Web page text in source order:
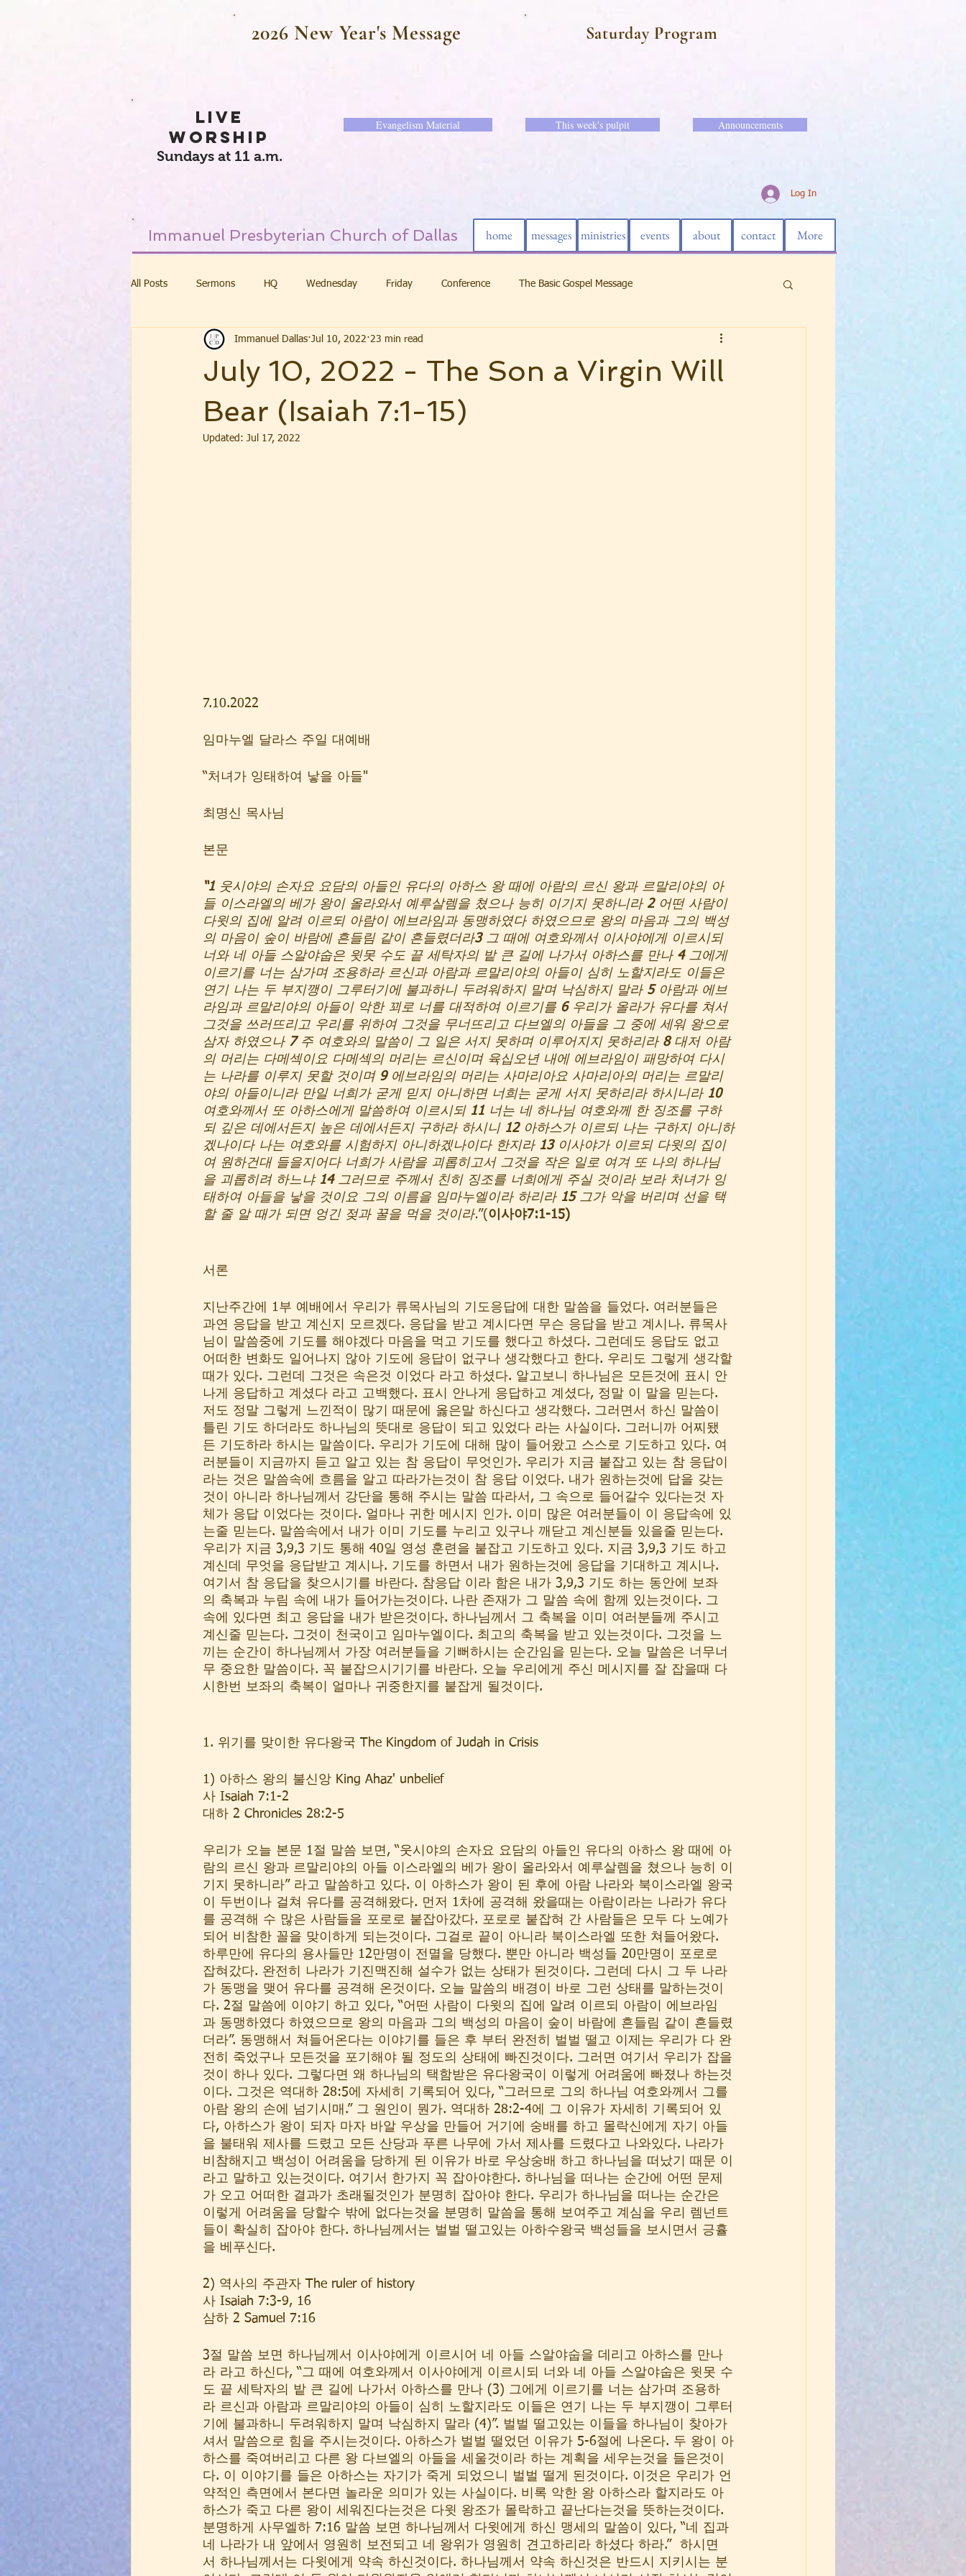
2026 New Year's Message Saturday Program
LIVE
WORSHIP
Sundays at 11 a.m.
Evangelism Material This week's pulpit Announcements
Log In
Immanuel Presbyterian Church of Dallas home messages ministries events about contact More
All Posts Sermons HQ Wednesday Friday Conference The Basic Gospel Message
July 10, 2022 - The Son a Virgin Will
Bear (Isaiah 7:1-15)
Immanuel Dallas Jul 10, 2022 23 min read
Updated: Jul 17, 2022
7.10.2022
임마누엘 달라스 주일 대예배
“처녀가 잉태하여 낳을 아들"
최명신 목사님
본문
“1 웃시야의 손자요 요담의 아들인 유다의 아하스 왕 때에 아람의 르신 왕과 르말리야의 아
들 이스라엘의 베가 왕이 올라와서 예루살렘을 쳤으나 능히 이기지 못하니라 2 어떤 사람이
다윗의 집에 알려 이르되 아람이 에브라임과 동맹하였다 하였으므로 왕의 마음과 그의 백성
의 마음이 숲이 바람에 흔들림 같이 흔들렸더라3 그 때에 여호와께서 이사야에게 이르시되
너와 네 아들 스알야숩은 윗못 수도 끝 세탁자의 밭 큰 길에 나가서 아하스를 만나 4 그에게
이르기를 너는 삼가며 조용하라 르신과 아람과 르말리야의 아들이 심히 노할지라도 이들은
연기 나는 두 부지깽이 그루터기에 불과하니 두려워하지 말며 낙심하지 말라 5 아람과 에브
라임과 르말리야의 아들이 악한 꾀로 너를 대적하여 이르기를 6 우리가 올라가 유다를 쳐서
그것을 쓰러뜨리고 우리를 위하여 그것을 무너뜨리고 다브엘의 아들을 그 중에 세워 왕으로
삼자 하였으나 7 주 여호와의 말씀이 그 일은 서지 못하며 이루어지지 못하리라 8 대저 아람
의 머리는 다메섹이요 다메섹의 머리는 르신이며 육십오년 내에 에브라임이 패망하여 다시
는 나라를 이루지 못할 것이며 9 에브라임의 머리는 사마리아요 사마리아의 머리는 르말리
야의 아들이니라 만일 너희가 굳게 믿지 아니하면 너희는 굳게 서지 못하리라 하시니라 10
여호와께서 또 아하스에게 말씀하여 이르시되 11 너는 네 하나님 여호와께 한 징조를 구하
되 깊은 데에서든지 높은 데에서든지 구하라 하시니 12 아하스가 이르되 나는 구하지 아니하
겠나이다 나는 여호와를 시험하지 아니하겠나이다 한지라 13 이사야가 이르되 다윗의 집이
여 원하건대 들을지어다 너희가 사람을 괴롭히고서 그것을 작은 일로 여겨 또 나의 하나님
을 괴롭히려 하느냐 14 그러므로 주께서 친히 징조를 너희에게 주실 것이라 보라 처녀가 잉
태하여 아들을 낳을 것이요 그의 이름을 임마누엘이라 하리라 15 그가 악을 버리며 선을 택
할 줄 알 때가 되면 엉긴 젖과 꿀을 먹을 것이라.”(이사야7:1-15)
서론
지난주간에 1부 예배에서 우리가 류목사님의 기도응답에 대한 말씀을 들었다. 여러분들은
과연 응답을 받고 계신지 모르겠다. 응답을 받고 계시다면 무슨 응답을 받고 계시나. 류목사
님이 말씀중에 기도를 해야겠다 마음을 먹고 기도를 했다고 하셨다. 그런데도 응답도 없고
어떠한 변화도 일어나지 않아 기도에 응답이 없구나 생각했다고 한다. 우리도 그렇게 생각할
때가 있다. 그런데 그것은 속은것 이었다 라고 하셨다. 알고보니 하나님은 모든것에 표시 안
나게 응답하고 계셨다 라고 고백했다. 표시 안나게 응답하고 계셨다, 정말 이 말을 믿는다.
저도 정말 그렇게 느낀적이 많기 때문에 옳은말 하신다고 생각했다. 그러면서 하신 말씀이
틀린 기도 하더라도 하나님의 뜻대로 응답이 되고 있었다 라는 사실이다. 그러니까 어찌됐
든 기도하라 하시는 말씀이다. 우리가 기도에 대해 많이 들어왔고 스스로 기도하고 있다. 여
러분들이 지금까지 듣고 알고 있는 참 응답이 무엇인가. 우리가 지금 붙잡고 있는 참 응답이
라는 것은 말씀속에 흐름을 알고 따라가는것이 참 응답 이었다. 내가 원하는것에 답을 갖는
것이 아니라 하나님께서 강단을 통해 주시는 말씀 따라서, 그 속으로 들어갈수 있다는것 자
체가 응답 이었다는 것이다. 얼마나 귀한 메시지 인가. 이미 많은 여러분들이 이 응답속에 있
는줄 믿는다. 말씀속에서 내가 이미 기도를 누리고 있구나 깨닫고 계신분들 있을줄 믿는다.
우리가 지금 3,9,3 기도 통해 40일 영성 훈련을 붙잡고 기도하고 있다. 지금 3,9,3 기도 하고
계신데 무엇을 응답받고 계시나. 기도를 하면서 내가 원하는것에 응답을 기대하고 계시나.
여기서 참 응답을 찾으시기를 바란다. 참응답 이라 함은 내가 3,9,3 기도 하는 동안에 보좌
의 축복과 누림 속에 내가 들어가는것이다. 나란 존재가 그 말씀 속에 함께 있는것이다. 그
속에 있다면 최고 응답을 내가 받은것이다. 하나님께서 그 축복을 이미 여러분들께 주시고
계신줄 믿는다. 그것이 천국이고 임마누엘이다. 최고의 축복을 받고 있는것이다. 그것을 느
끼는 순간이 하나님께서 가장 여러분들을 기뻐하시는 순간임을 믿는다. 오늘 말씀은 너무너
무 중요한 말씀이다. 꼭 붙잡으시기기를 바란다. 오늘 우리에게 주신 메시지를 잘 잡을때 다
시한번 보좌의 축복이 얼마나 귀중한지를 붙잡게 될것이다.
1. 위기를 맞이한 유다왕국 The Kingdom of Judah in Crisis
1) 아하스 왕의 불신앙 King Ahaz' unbelief
사 Isaiah 7:1-2
대하 2 Chronicles 28:2-5
우리가 오늘 본문 1절 말씀 보면, “웃시야의 손자요 요담의 아들인 유다의 아하스 왕 때에 아
람의 르신 왕과 르말리야의 아들 이스라엘의 베가 왕이 올라와서 예루살렘을 쳤으나 능히 이
기지 못하니라” 라고 말씀하고 있다. 이 아하스가 왕이 된 후에 아람 나라와 북이스라엘 왕국
이 두번이나 걸쳐 유다를 공격해왔다. 먼저 1차에 공격해 왔을때는 아람이라는 나라가 유다
를 공격해 수 많은 사람들을 포로로 붙잡아갔다. 포로로 붙잡혀 간 사람들은 모두 다 노예가
되어 비참한 꼴을 맞이하게 되는것이다. 그걸로 끝이 아니라 북이스라엘 또한 쳐들어왔다.
하루만에 유다의 용사들만 12만명이 전멸을 당했다. 뿐만 아니라 백성들 20만명이 포로로
잡혀갔다. 완전히 나라가 기진맥진해 설수가 없는 상태가 된것이다. 그런데 다시 그 두 나라
가 동맹을 맺어 유다를 공격해 온것이다. 오늘 말씀의 배경이 바로 그런 상태를 말하는것이
다. 2절 말씀에 이야기 하고 있다, “어떤 사람이 다윗의 집에 알려 이르되 아람이 에브라임
과 동맹하였다 하였으므로 왕의 마음과 그의 백성의 마음이 숲이 바람에 흔들림 같이 흔들렸
더라”. 동맹해서 쳐들어온다는 이야기를 들은 후 부터 완전히 벌벌 떨고 이제는 우리가 다 완
전히 죽었구나 모든것을 포기해야 될 정도의 상태에 빠진것이다. 그러면 여기서 우리가 잡을
것이 하나 있다. 그렇다면 왜 하나님의 택함받은 유다왕국이 이렇게 어려움에 빠졌나 하는것
이다. 그것은 역대하 28:5에 자세히 기록되어 있다, “그러므로 그의 하나님 여호와께서 그를
아람 왕의 손에 넘기시매.” 그 원인이 뭔가. 역대하 28:2-4에 그 이유가 자세히 기록되어 있
다, 아하스가 왕이 되자 마자 바알 우상을 만들어 거기에 숭배를 하고 몰락신에게 자기 아들
을 불태워 제사를 드렸고 모든 산당과 푸른 나무에 가서 제사를 드렸다고 나와있다. 나라가
비참해지고 백성이 어려움을 당하게 된 이유가 바로 우상숭배 하고 하나님을 떠났기 때문 이
라고 말하고 있는것이다. 여기서 한가지 꼭 잡아야한다. 하나님을 떠나는 순간에 어떤 문제
가 오고 어떠한 결과가 초래될것인가 분명히 잡아야 한다. 우리가 하나님을 떠나는 순간은
이렇게 어려움을 당할수 밖에 없다는것을 분명히 말씀을 통해 보여주고 계심을 우리 렘넌트
들이 확실히 잡아야 한다. 하나님께서는 벌벌 떨고있는 아하수왕국 백성들을 보시면서 긍휼
을 베푸신다.
2) 역사의 주관자 The ruler of history
사 Isaiah 7:3-9, 16
삼하 2 Samuel 7:16
3절 말씀 보면 하나님께서 이사야에게 이르시어 네 아들 스알야숩을 데리고 아하스를 만나
라 라고 하신다, “그 때에 여호와께서 이사야에게 이르시되 너와 네 아들 스알야숩은 윗못 수
도 끝 세탁자의 밭 큰 길에 나가서 아하스를 만나 (3) 그에게 이르기를 너는 삼가며 조용하
라 르신과 아람과 르말리야의 아들이 심히 노할지라도 이들은 연기 나는 두 부지깽이 그루터
기에 불과하니 두려워하지 말며 낙심하지 말라 (4)”. 벌벌 떨고있는 이들을 하나님이 찾아가
셔서 말씀으로 힘을 주시는것이다. 아하스가 벌벌 떨었던 이유가 5-6절에 나온다. 두 왕이 아
하스를 죽여버리고 다른 왕 다브엘의 아들을 세울것이라 하는 계획을 세우는것을 들은것이
다. 이 이야기를 들은 아하스는 자기가 죽게 되었으니 벌벌 떨게 된것이다. 이것은 우리가 언
약적인 측면에서 본다면 놀라운 의미가 있는 사실이다. 비록 악한 왕 아하스라 할지라도 아
하스가 죽고 다른 왕이 세워진다는것은 다윗 왕조가 몰락하고 끝난다는것을 뜻하는것이다.
분명하게 사무엘하 7:16 말씀 보면 하나님께서 다윗에게 하신 맹세의 말씀이 있다, “네 집과
네 나라가 내 앞에서 영원히 보전되고 네 왕위가 영원히 견고하리라 하셨다 하라.”  하시면
서 하나님께서는 다윗에게 약속 하신것이다. 하나님께서 약속 하신것은 반드시 지키시는 분